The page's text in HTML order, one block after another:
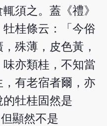
須之。蓋《禮》
桂條云：「今俗
殊薄，皮色黃，
亦類桂，不知當
有老宿者爾，亦
牡桂固然是
顯然不是